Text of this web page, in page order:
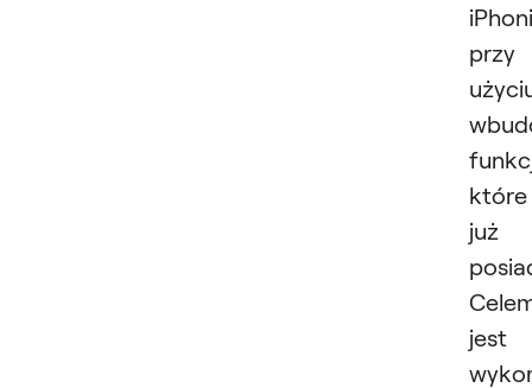
przy
które
już
jest